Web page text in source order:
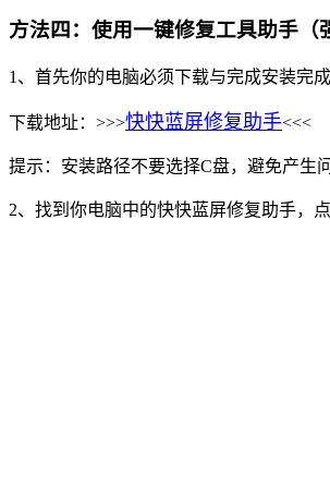
方法四：使用一键修复工具助手（
1、首先你的电脑必须下载与完成安装完成
下载地址：>>>快快蓝屏修复助手<<<
提示：安装路径不要选择C盘，避免产生
2、找到你电脑中的快快蓝屏修复助手，